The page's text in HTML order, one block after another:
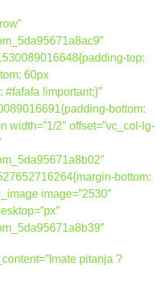
top:
60px
!important;}”
bottom:
width=”1/2″ offset=”vc_col-lg-
bottom:
image=”2530″
pitanja ?